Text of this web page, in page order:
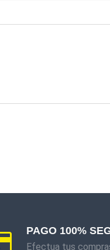
PAGO 100%
Efectua tus